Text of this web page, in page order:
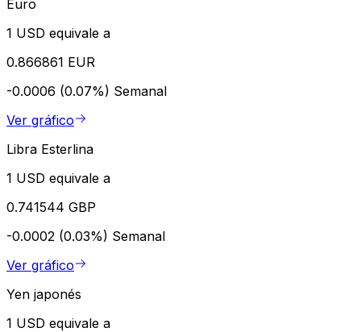
Euro
1 USD equivale a
0.866861 EUR
-0.0006 (0.07%) Semanal
Ver gráfico
Libra Esterlina
1 USD equivale a
0.741544 GBP
-0.0002 (0.03%) Semanal
Ver gráfico
Yen japonés
1 USD equivale a